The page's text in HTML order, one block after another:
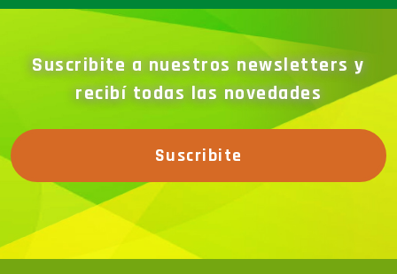
Suscribite
La megamuestra dinámica más grande de la